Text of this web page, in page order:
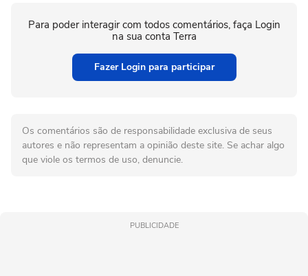
Para poder interagir com todos comentários, faça Login
na sua conta Terra
Fazer Login para participar
Os comentários são de responsabilidade exclusiva de seus
autores e não representam a opinião deste site. Se achar algo
que viole os termos de uso, denuncie.
PUBLICIDADE